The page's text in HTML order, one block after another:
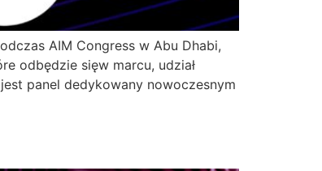
AIM Congress w Abu Dhabi,
odbędzie sięw marcu, udział
panel dedykowany nowoczesnym